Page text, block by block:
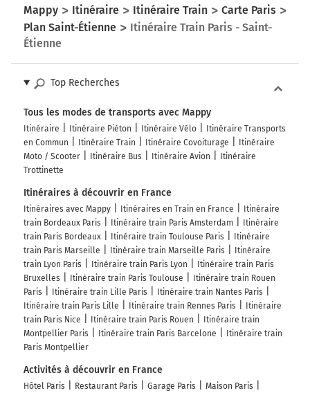
Mappy Itinéraire Itinéraire Train
Carte Paris
Plan Saint-Étienne
Itinéraire Train Paris - Saint-
Étienne
Top Recherches
Tous les modes de transports avec Mappy
Itinéraire Itinéraire Piéton Itinéraire Vélo
Itinéraire Transports
en Commun
Itinéraire Train Itinéraire Covoiturage
Itinéraire
Moto / Scooter
Itinéraire Bus Itinéraire Avion
Itinéraire
Trottinette
Itinéraires à découvrir en France
Itinéraires avec Mappy Itinéraires en Train en France
Itinéraire
train Bordeaux Paris
Itinéraire train Paris Amsterdam
Itinéraire
train Paris Bordeaux
Itinéraire train Toulouse Paris
Itinéraire
train Paris Marseille
Itinéraire train Marseille Paris
Itinéraire
train Lyon Paris
Itinéraire train Paris Lyon
Itinéraire train Paris
Bruxelles
Itinéraire train Paris Toulouse
Itinéraire train Rouen
Paris
Itinéraire train Lille Paris
Itinéraire train Nantes Paris
Itinéraire train Paris Lille
Itinéraire train Rennes Paris
Itinéraire
train Paris Nice
Itinéraire train Paris Rouen
Itinéraire train
Montpellier Paris
Itinéraire train Paris Barcelone
Itinéraire train
Paris Montpellier
Activités à découvrir en France
Hôtel Paris Restaurant Paris Garage Paris
Maison Paris